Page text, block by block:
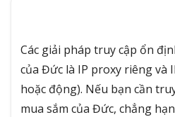
Các giải pháp truy cập ổn
của Đức là IP proxy riêng và
hoặc động). Nếu bạn cần
mua sắm của Đức, chẳng